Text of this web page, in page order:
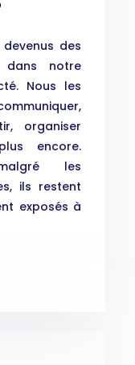
des
dans notre
Nous les
organiser
encore.
malgré les
ils restent
exposés à